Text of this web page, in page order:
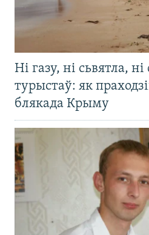
Ні газу, ні сьвятла, ні
турыстаў: як
блякада Крыму